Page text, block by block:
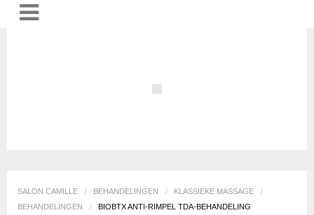
SALON CAMILLE / BEHANDELINGEN / KLASSIEKE MASSAGE
/
BEHANDELINGEN
/ BIOBTX ANTI-RIMPEL TDA-BEHANDELING